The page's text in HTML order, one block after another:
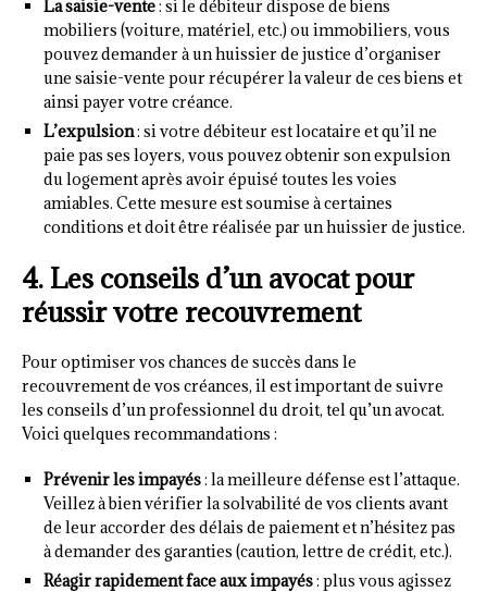
La saisie-vente: si le débiteur dispose de biens
mobiliers (voiture, matériel, etc.) ou immobiliers, vous
pouvez demander à un huissier de justice d’organiser
une saisie-vente pour récupérer la valeur de ces biens et
ainsi payer votre créance.
L’expulsion: si votre débiteur est locataire et qu’il ne
paie pas ses loyers, vous pouvez obtenir son expulsion
du logement après avoir épuisé toutes les voies
amiables. Cette mesure est soumise à certaines
conditions et doit être réalisée par un huissier de justice.
4. Les conseils d’un avocat pour
réussir votre recouvrement
Pour optimiser vos chances de succès dans le
recouvrement de vos créances, il est important de suivre
les conseils d’un professionnel du droit, tel qu’un avocat.
Voici quelques recommandations :
Prévenir les impayés: la meilleure défense est l’attaque.
Veillez à bien vérifier la solvabilité de vos clients avant
de leur accorder des délais de paiement et n’hésitez pas
à demander des garanties (caution, lettre de crédit, etc.).
Réagir rapidement face aux impayés: plus vous agissez